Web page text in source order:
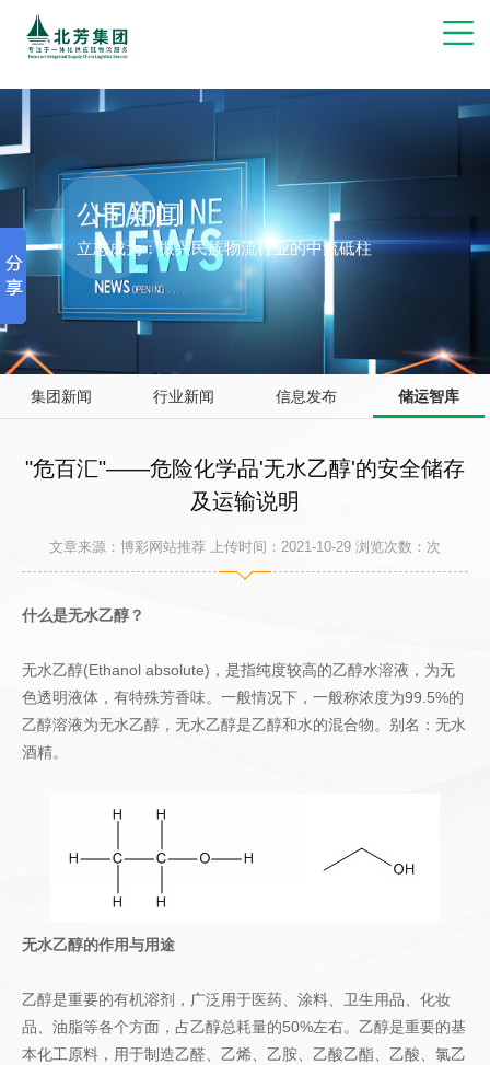
博彩网站推荐
公司新闻
立志成为：振兴民族物流行业的中流砥柱
集团新闻 行业新闻 信息发布 储运智库
"危百汇"——危险化学品'无水乙醇'的安全储存
及运输说明
文章来源：博彩网站推荐 上传时间：2021-10-29 浏览次数： 次
什么是无水乙醇？
无水乙醇(Ethanol absolute)，是指纯度较高的乙醇水溶液，为无
色透明液体，有特殊芳香味。一般情况下，一般称浓度为99.5%的
乙醇溶液为无水乙醇，无水乙醇是乙醇和水的混合物。别名：无水
酒精。
无水乙醇的作用与用途
乙醇是重要的有机溶剂，广泛用于医药、涂料、卫生用品、化妆
品、油脂等各个方面，占乙醇总耗量的50%左右。乙醇是重要的基
本化工原料，用于制造乙醛、乙烯、乙胺、乙酸乙酯、乙酸、氯乙